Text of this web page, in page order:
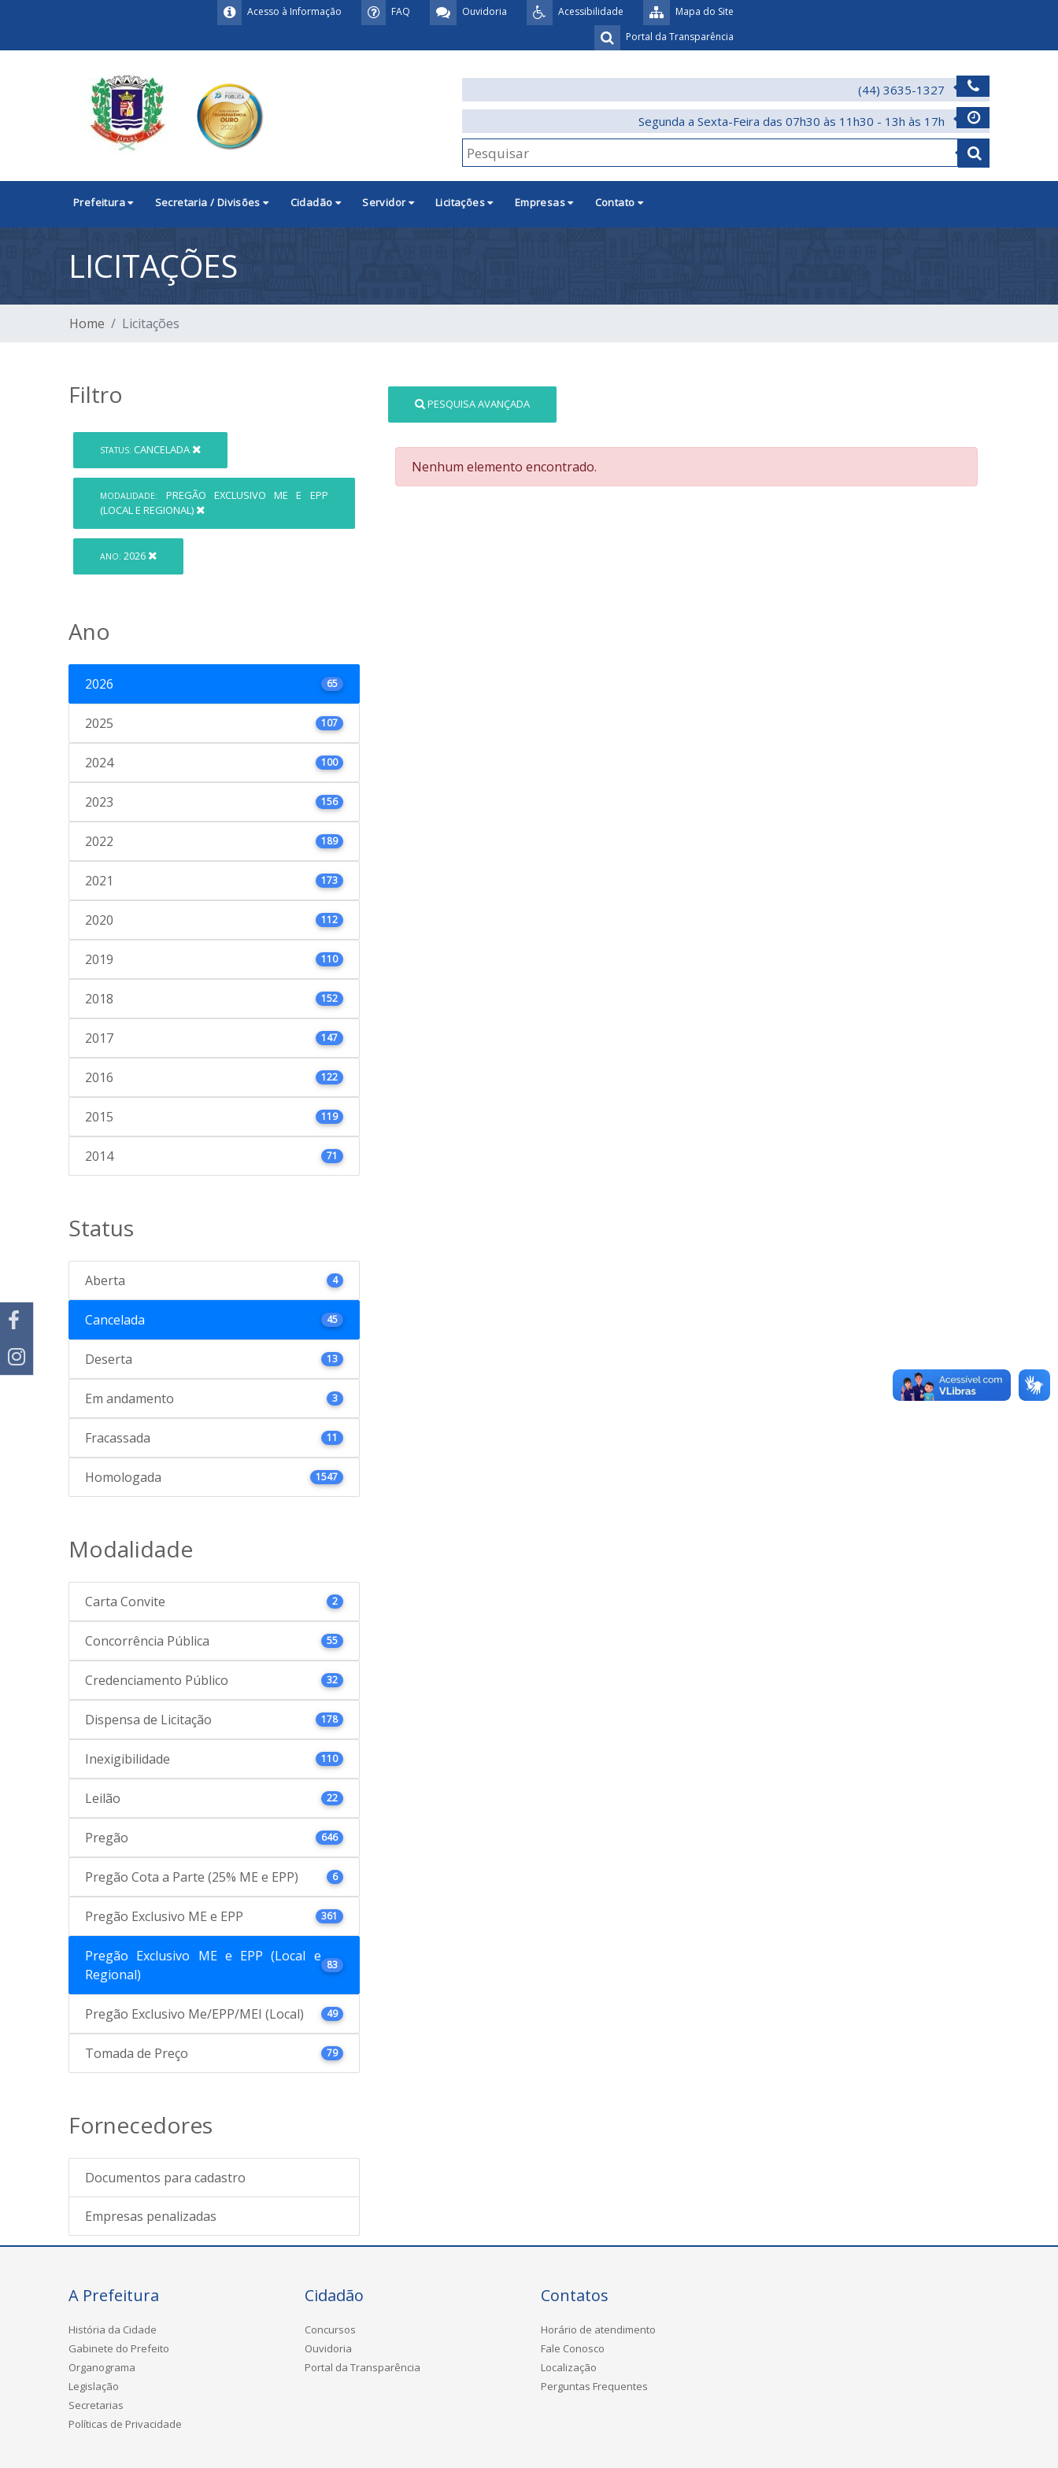
Mapa do Site
Acessibilidade
Ouvidoria
FAQ
Acesso à Informação
Portal da Transparência
(44) 3635-1327
Segunda a Sexta-Feira das 07h30 às 11h30 - 13h às 17h
Prefeitura Secretaria / Divisões Cidadão Servidor Licitações Empresas Contato
LICITAÇÕES
Home Licitações
Filtro
STATUS: CANCELADA
MODALIDADE:
PREGÃO EXCLUSIVO ME E EPP
(LOCAL E REGIONAL)
ANO: 2026
Ano
2026 65
2025 107
2024 100
2023 156
2022 189
2021 173
2020 112
2019 110
2018 152
2017 147
2016 122
2015 119
2014 71
Status
Aberta 4
Cancelada 45
Deserta 13
Em andamento 3
Fracassada 11
Homologada 1547
Modalidade
Carta Convite 2
Concorrência Pública 55
Credenciamento Público 32
Dispensa de Licitação 178
Inexigibilidade 110
Leilão 22
Pregão 646
Pregão Cota a Parte (25% ME e EPP) 6
Pregão Exclusivo ME e EPP 361
Pregão Exclusivo ME e EPP (Local e
Regional)
83
Pregão Exclusivo Me/EPP/MEI (Local) 49
Tomada de Preço 79
Fornecedores
Documentos para cadastro
Empresas penalizadas
PESQUISA AVANÇADA
Nenhum elemento encontrado.
A Prefeitura
História da Cidade
Gabinete do Prefeito
Organograma
Legislação
Secretarias
Políticas de Privacidade
Cidadão
Concursos
Ouvidoria
Portal da Transparência
Contatos
Horário de atendimento
Fale Conosco
Localização
Perguntas Frequentes